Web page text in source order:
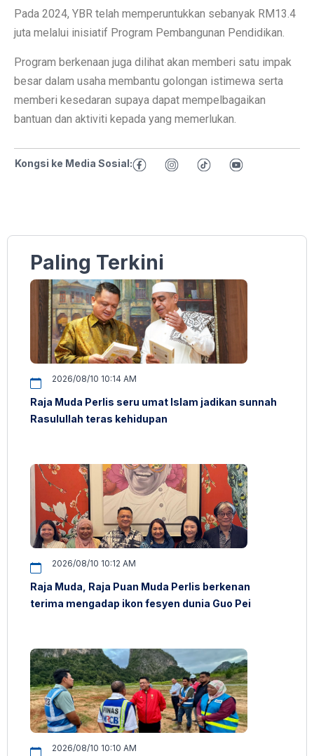
Pada 2024, YBR telah memperuntukkan sebanyak RM13.4
juta melalui inisiatif Program Pembangunan Pendidikan.
Program berkenaan juga dilihat akan memberi satu impak
besar dalam usaha membantu golongan istimewa serta
memberi kesedaran supaya dapat mempelbagaikan
bantuan dan aktiviti kepada yang memerlukan.
Kongsi ke Media Sosial:
Paling Terkini
2026/08/10 10:14 AM
Raja Muda Perlis seru umat Islam jadikan sunnah
Rasulullah teras kehidupan
2026/08/10 10:12 AM
Raja Muda, Raja Puan Muda Perlis berkenan
terima mengadap ikon fesyen dunia Guo Pei
2026/08/10 10:10 AM